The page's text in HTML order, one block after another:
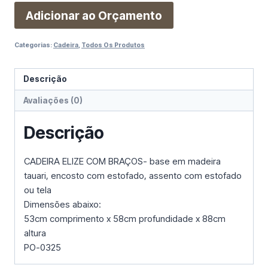
Adicionar ao Orçamento
Categorias: Cadeira, Todos Os Produtos
Descrição
Avaliações (0)
Descrição
CADEIRA ELIZE COM BRAÇOS- base em madeira
tauari, encosto com estofado, assento com estofado
ou tela
Dimensões abaixo:
53cm comprimento x 58cm profundidade x 88cm
altura
PO-0325